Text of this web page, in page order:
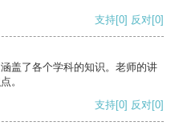
支持[0] 反对[0]
盖了各个学科的知识。老师的讲
。
支持[0] 反对[0]